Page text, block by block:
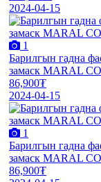
2024-04-15
1
Барилгын гадна
замаск MARAL
86,900₮
2024-04-15
1
Барилгын гадна
замаск MARAL
86,900₮